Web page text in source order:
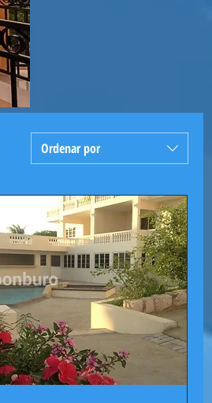
Ordenar por